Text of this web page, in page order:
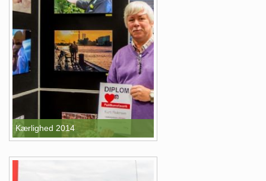
Kærlighed 2014